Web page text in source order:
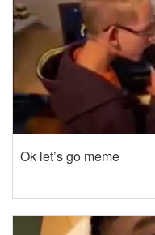
Ok let’s go meme